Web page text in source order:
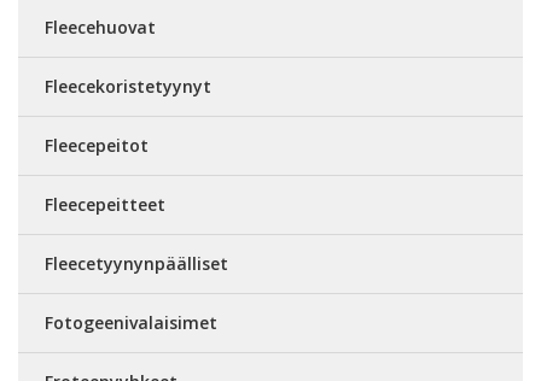
Fleecehuovat
Fleecekoristetyynyt
Fleecepeitot
Fleecepeitteet
Fleecetyynynpäälliset
Fotogeenivalaisimet